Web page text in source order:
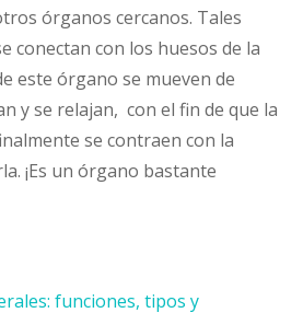
órganos cercanos. Tales
conectan con los huesos de la
este órgano se mueven de
y se relajan, con el fin de que la
se contraen con la
¡Es un órgano bastante
funciones, tipos y